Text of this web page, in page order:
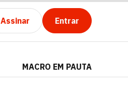
Assinar Entrar
MACRO EM PAUTA